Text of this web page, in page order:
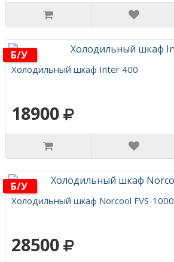
Б/у
Холодильный шкаф Inter 400
18900
Б/у
Холодильный шкаф Norcool FVS-1000
28500